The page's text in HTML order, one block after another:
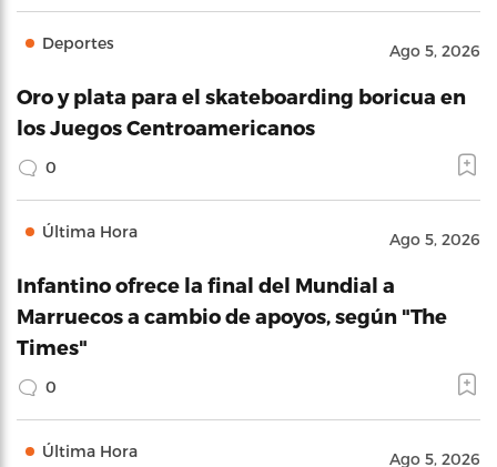
Deportes Ago 5, 2026
Oro y plata para el skateboarding boricua en
los Juegos Centroamericanos
0
Última Hora Ago 5, 2026
Infantino ofrece la final del Mundial a
Marruecos a cambio de apoyos, según "The
Times"
0
Última Hora Ago 5, 2026